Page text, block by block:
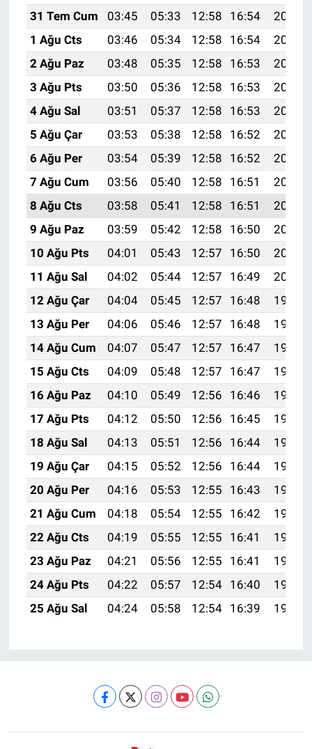
31 Tem Cum
03:45 05:33 12:58 16:54
20:14
1 Ağu Cts
03:46 05:34 12:58 16:54
20:13
2 Ağu Paz
03:48 05:35 12:58 16:53
20:12
3 Ağu Pts
03:50 05:36 12:58 16:53
20:11
4 Ağu Sal
03:51 05:37 12:58 16:53
20:10
5 Ağu Çar
03:53 05:38 12:58 16:52
20:09
6 Ağu Per
03:54 05:39 12:58 16:52
20:07
7 Ağu Cum
03:56 05:40 12:58 16:51
20:06
8 Ağu Cts
03:58 05:41 12:58 16:51
20:05
9 Ağu Paz
03:59 05:42 12:58 16:50
20:03
10 Ağu Pts
04:01 05:43 12:57 16:50
20:02
11 Ağu Sal
04:02 05:44 12:57 16:49
20:01
12 Ağu Çar
04:04 05:45 12:57 16:48
19:59
13 Ağu Per
04:06 05:46 12:57 16:48
19:58
14 Ağu Cum
04:07 05:47 12:57 16:47
19:57
15 Ağu Cts
04:09 05:48 12:57 16:47
19:55
16 Ağu Paz
04:10 05:49 12:56 16:46
19:54
17 Ağu Pts
04:12 05:50 12:56 16:45
19:52
18 Ağu Sal
04:13 05:51 12:56 16:44
19:51
19 Ağu Çar
04:15 05:52 12:56 16:44
19:49
20 Ağu Per
04:16 05:53 12:55 16:43
19:48
21 Ağu Cum
04:18 05:54 12:55 16:42
19:46
22 Ağu Cts
04:19 05:55 12:55 16:41
19:45
23 Ağu Paz
04:21 05:56 12:55 16:41
19:43
24 Ağu Pts
04:22 05:57 12:54 16:40
19:42
25 Ağu Sal
04:24 05:58 12:54 16:39 19:40